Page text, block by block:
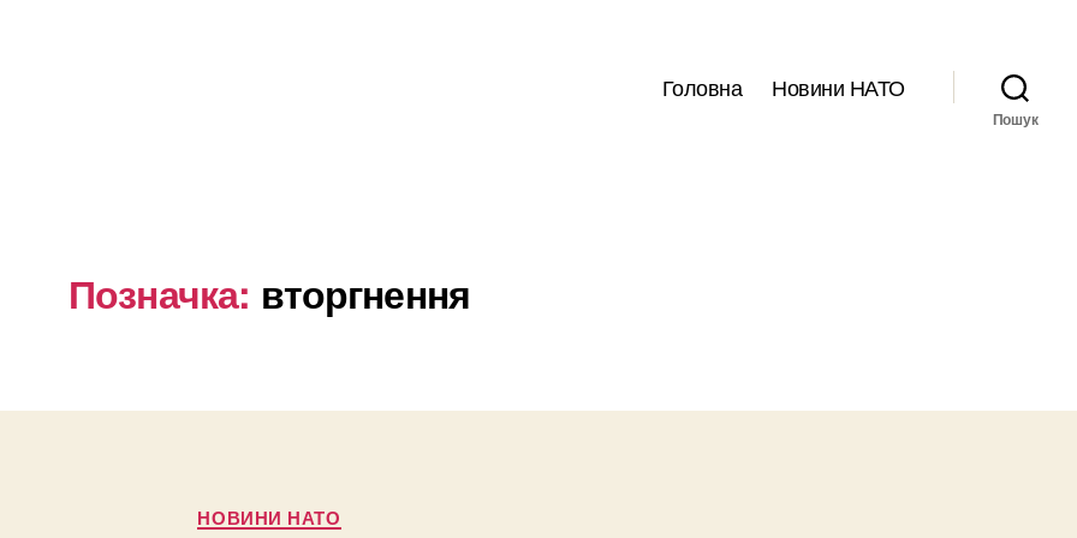
Головна Новини НАТО
Пошук
Позначка: вторгнення
Категорії
НОВИНИ НАТО